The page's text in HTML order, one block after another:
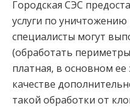
Городская СЭС
услуги по
специалисты могут
(обработать
платная, в основном
качестве
такой обработки от